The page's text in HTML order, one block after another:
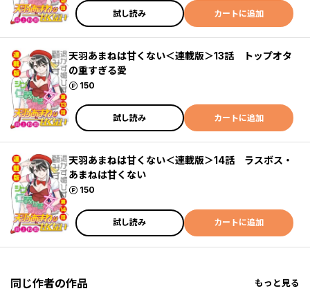
試し読み カートに追加
天羽あまねは甘くない＜連載版＞13話 トップオタ
の重すぎる愛
150
ポイント
試し読み カートに追加
天羽あまねは甘くない＜連載版＞14話 ラスボス・
あまねは甘くない
150
ポイント
試し読み カートに追加
同じ作者の作品 もっと見る